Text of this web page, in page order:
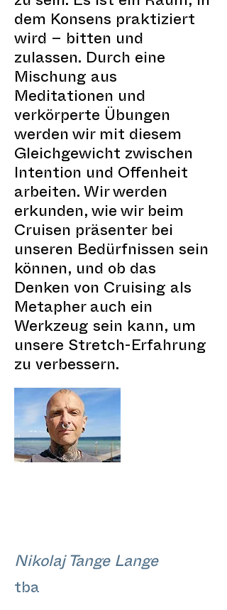
zu sein. Es ist ein Raum, in
dem Konsens praktiziert
wird – bitten und
zulassen. Durch eine
Mischung aus
Meditationen und
verkörperte Übungen
werden wir mit diesem
Gleichgewicht zwischen
Intention und Offenheit
arbeiten. Wir werden
erkunden, wie wir beim
Cruisen präsenter bei
unseren Bedürfnissen sein
können, und ob das
Denken von Cruising als
Metapher auch ein
Werkzeug sein kann, um
unsere Stretch-Erfahrung
zu verbessern.
Nikolaj Tange Lange
tba